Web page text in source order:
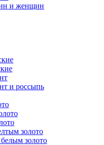
и женщин
и россыпь
золото
золото